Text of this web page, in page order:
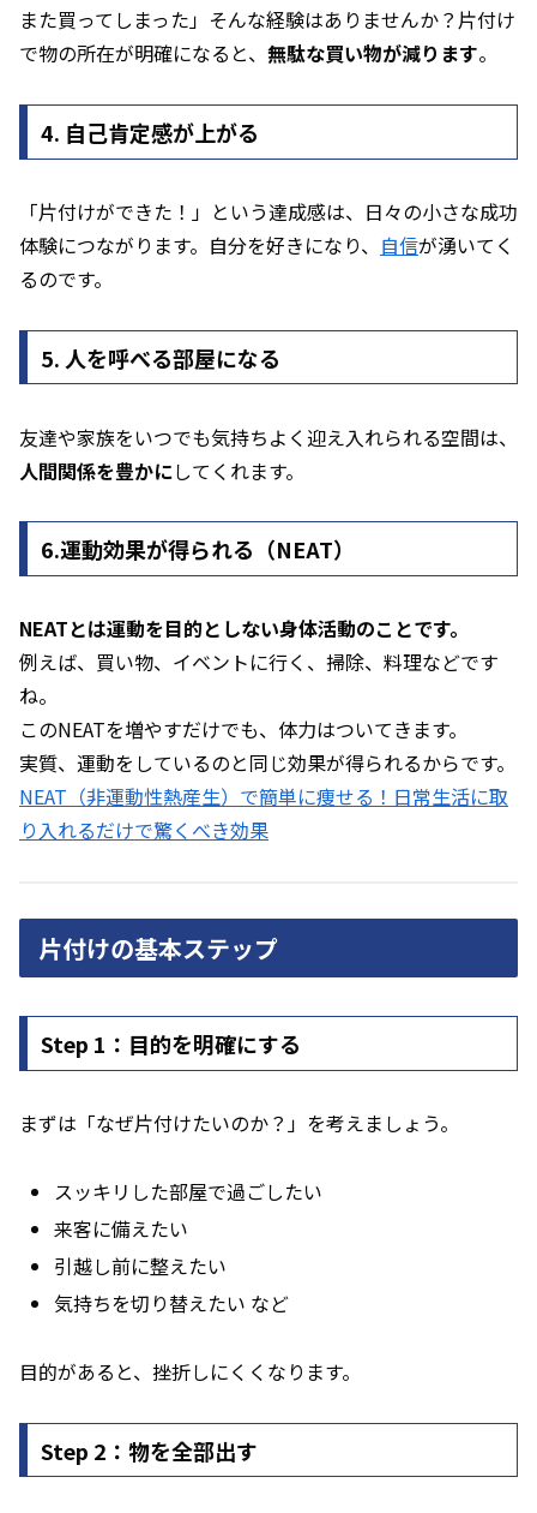
また買ってしまった」――そんな経験はありませんか？片付け
で物の所在が明確になると、 無駄な買い物が減ります。
4. 自己肯定感が上がる
「片付けができた！」という達成感は、日々の小さな成功
体験につながります。自分を好きになり、 自信が湧いてく
るのです。
5. 人を呼べる部屋になる
友達や家族をいつでも気持ちよく迎え入れられる空間は、
人間関係を豊かにしてくれます。
6.運動効果が得られる（NEAT）
NEATとは運動を目的としない身体活動のことです。
例えば、買い物、イベントに行く、掃除、料理などです
ね。
このNEATを増やすだけでも、体力はついてきます。
実質、運動をしているのと同じ効果が得られるからです。
NEAT（非運動性熱産生）で簡単に痩せる！日常生活に取
り入れるだけで驚くべき効果
片付けの基本ステップ
Step 1：目的を明確にする
まずは「なぜ片付けたいのか？」を考えましょう。
スッキリした部屋で過ごしたい
来客に備えたい
引越し前に整えたい
気持ちを切り替えたい など
目的があると、挫折しにくくなります。
Step 2：物を全部出す